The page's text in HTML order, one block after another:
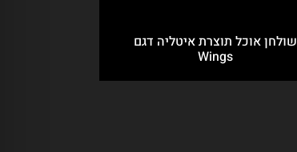
שולחן אוכל תוצרת איטליה דגם
Wings